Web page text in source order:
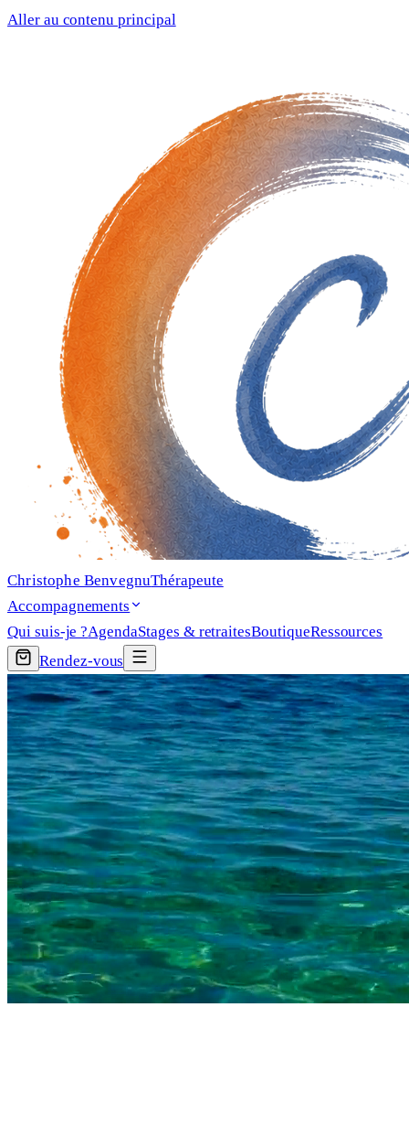
Aller au contenu principal
Christophe BenvegnuThérapeute
Accompagnements
Qui suis-je ?AgendaStages & retraitesBoutiqueRessources
Rendez-vous